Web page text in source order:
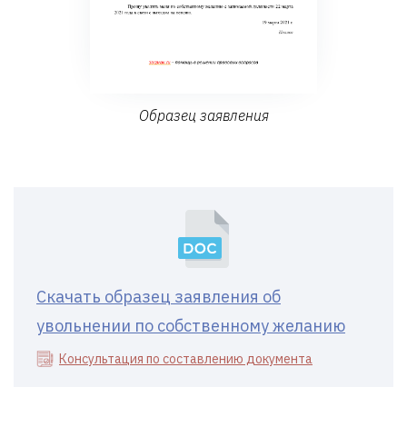
Образец заявления
Скачать образец заявления об
увольнении по собственному желанию
Консультация по составлению документа